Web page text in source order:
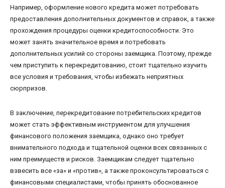
Например, оформление нового кредита может потребовать
предоставления дополнительных документов и справок, а также
прохождения процедуры оценки кредитоспособности. Это
может занять значительное время и потребовать
дополнительных усилий со стороны заемщика. Поэтому, прежде
чем приступить к перекредитованию, стоит тщательно изучить
все условия и требования, чтобы избежать неприятных
сюрпризов.
В заключение, перекредитование потребительских кредитов
может стать эффективным инструментом для улучшения
финансового положения заемщика, однако оно требует
внимательного подхода и тщательной оценки всех связанных с
ним преимуществ и рисков. Заемщикам следует тщательно
взвесить все «за» и «против», а также проконсультироваться с
финансовыми специалистами, чтобы принять обоснованное